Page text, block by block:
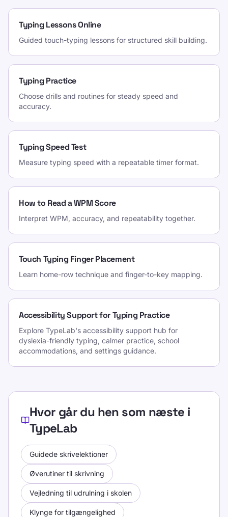
Typing Lessons Online
Guided touch-typing lessons for structured skill building.
Typing Practice
Choose drills and routines for steady speed and
accuracy.
Typing Speed Test
Measure typing speed with a repeatable timer format.
How to Read a WPM Score
Interpret WPM, accuracy, and repeatability together.
Touch Typing Finger Placement
Learn home-row technique and finger-to-key mapping.
Accessibility Support for Typing Practice
Explore TypeLab's accessibility support hub for
dyslexia-friendly typing, calmer practice, school
accommodations, and settings guidance.
Hvor går du hen som næste i
TypeLab
Guidede skrivelektioner
Øverutiner til skrivning
Vejledning til udrulning i skolen
Klynge for tilgængelighed